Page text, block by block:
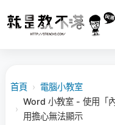
首頁 › 電腦小教室
›
Word 小教室 - 使用「
用擔心無法顯示